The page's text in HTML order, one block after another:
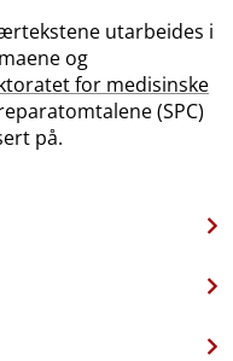
utarbeides i
og
for medisinske
(SPC)
på.